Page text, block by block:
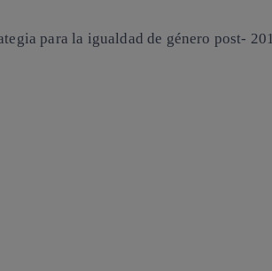
para la igualdad de género post-